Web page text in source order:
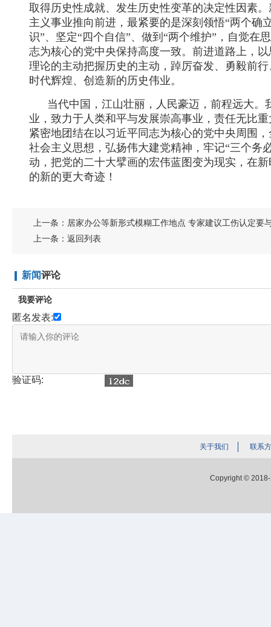
取得历史性成就、发生历史性变革的决定性因素
主义事业推向前进，最紧要的是深刻领悟“两个确
识”、坚定“四个自信”、做到“两个维护”，自觉在
志为核心的党中央保持高度一致。前进道路上，
理论的主动把握历史的主动，踔厉奋发、勇毅前
时代辉煌、创造新的历史伟业。
当代中国，江山壮丽，人民豪迈，前程远大。
业，致力于人类和平与发展崇高事业，责任无比
紧密地团结在以习近平同志为核心的党中央周围
社会主义思想，弘扬伟大建党精神，牢记“三个务
动，把党的二十大擘画的宏伟蓝图变为现实，在
的新的更大奇迹！
上一条： 居家办公等新形式模糊工作地点 专家建议工伤认定要
上一条： 返回列表
新闻评论
我要评论
匿名发表:
验证码:
关于我们 联系
Copyright ©